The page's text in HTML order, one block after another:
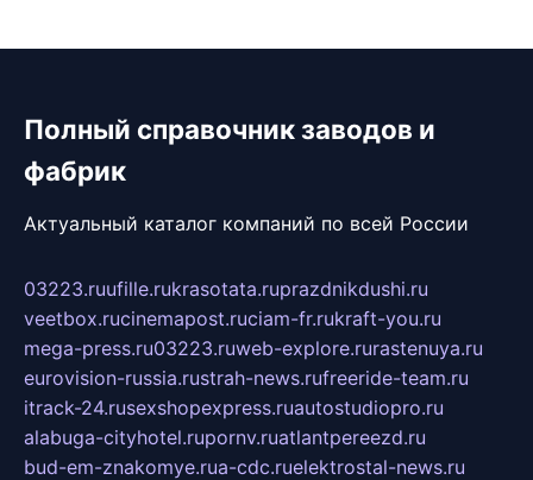
Полный справочник заводов и
фабрик
Актуальный каталог компаний по всей России
03223.ruufille.rukrasotata.ruprazdnikdushi.ru
veetbox.rucinemapost.ruciam-fr.rukraft-you.ru
mega-press.ru03223.ruweb-explore.rurastenuya.ru
eurovision-russia.rustrah-news.rufreeride-team.ru
itrack-24.rusexshopexpress.ruautostudiopro.ru
alabuga-cityhotel.rupornv.ruatlantpereezd.ru
bud-em-znakomye.rua-cdc.ruelektrostal-news.ru